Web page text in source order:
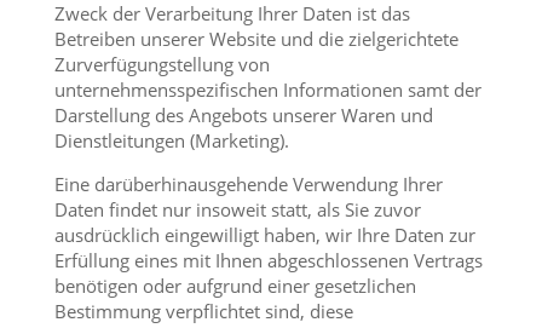
Zweck der Verarbeitung Ihrer Daten ist das
Betreiben unserer Website und die zielgerichtete
Zurverfügungstellung von
unternehmensspezifischen Informationen samt der
Darstellung des Angebots unserer Waren und
Dienstleitungen (Marketing).
Eine darüberhinausgehende Verwendung Ihrer
Daten findet nur insoweit statt, als Sie zuvor
ausdrücklich eingewilligt haben, wir Ihre Daten zur
Erfüllung eines mit Ihnen abgeschlossenen Vertrags
benötigen oder aufgrund einer gesetzlichen
Bestimmung verpflichtet sind, diese